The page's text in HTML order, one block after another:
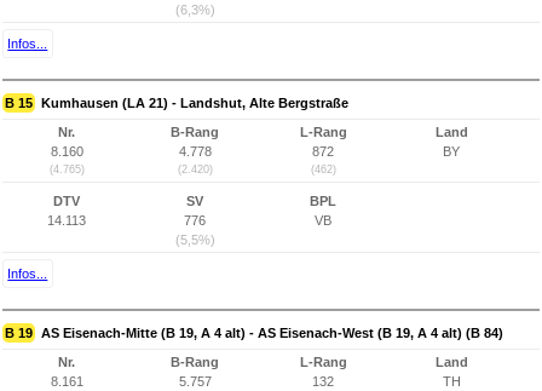
(6,3%)
Infos...
B 15 Kumhausen (LA 21) - Landshut, Alte Bergstraße
Nr.
8.160
(4.765)
B-Rang
4.778
(2.420)
L-Rang
872
(462)
Land
BY
DTV
14.113
SV
776
(5,5%)
BPL
VB
Infos...
B 19 AS Eisenach-Mitte (B 19, A 4 alt) - AS Eisenach-West (B 19, A 4 alt) (B 84)
Nr.
8.161
B-Rang
5.757
L-Rang
132
Land
TH